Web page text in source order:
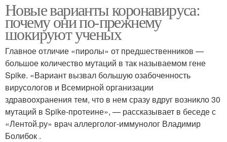
Новые варианты коронавируса:
почему они по-прежнему
шокируют ученых
Главное отличие «пиролы» от предшественников —
большое количество мутаций в так называемом гене
Spike. «Вариант вызвал большую озабоченность
вирусологов и Всемирной организации
здравоохранения тем, что в нем сразу вдруг возникло 30
мутаций в Spike-протеине», — рассказывает в беседе с
«Лентой.ру» врач аллерголог-иммунолог Владимир
Болибок .